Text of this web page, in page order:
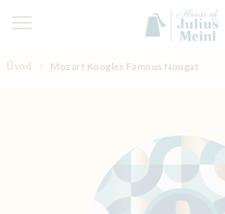
Úvod Mozart Koogles Famous Nougat